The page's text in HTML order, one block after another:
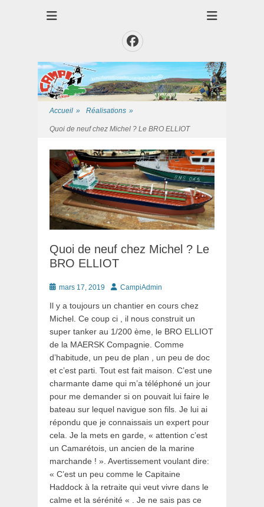
Club CAMPI
Facebook
Accueil » Réalisations »
Quoi de neuf chez Michel ? Le BRO ELLIOT
Quoi de neuf chez Michel ? Le
BRO ELLIOT
Postémars 17, 2019 AuteurCampiAdmin
Il y a toujours un chantier en cours chez
Michel. Ce coup ci , il nous construit un
super tanker au 1/200 ème, le BRO ELLIOT
de la MAERSK Compagnie. Comme
d’habitude, un peu de plan , un peu de doc
et c’est parti. Tout est fait maison. C’est une
charmante dame qui m’a téléphoné un jour
pour me demander si on pouvait lui faire le
bateau sur lequel navigue son fils. Je lui ai
répondu que je connaissais un expert pour
cela. Je la mets en garde, « attention c’est
un Camarétois, un ancien de la marine
marchande ! ». Avertissement voulant dire:
« C’est un peu comme le Capitaine
Haddock à la retraite qui veut vivre dans le
calme et la sérénité « . Je ne sais pas ce